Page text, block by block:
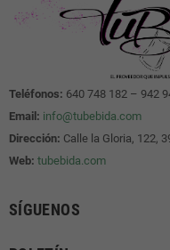
Teléfonos: 640 748 182 – 942
Email: info@tubebida.com
Dirección: Calle la Gloria, 122,
Web: tubebida.com
SÍGUENOS